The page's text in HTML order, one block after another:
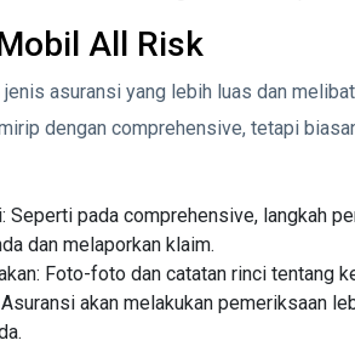
All Risk
asuransi yang lebih luas dan
dengan comprehensive, tetapi
Seperti pada comprehensive, langkah
dan melaporkan klaim.
Foto-foto dan catatan rinci tentang
akan melakukan pemeriksaan